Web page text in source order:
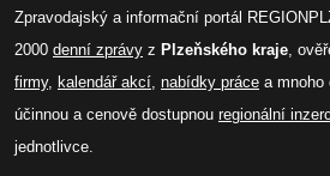
Zpravodajský a informační portál
2000 denní zprávy z Plzeňského kraje,
firmy, kalendář akcí, nabídky práce a
účinnou a cenově dostupnou regionální
jednotlivce.